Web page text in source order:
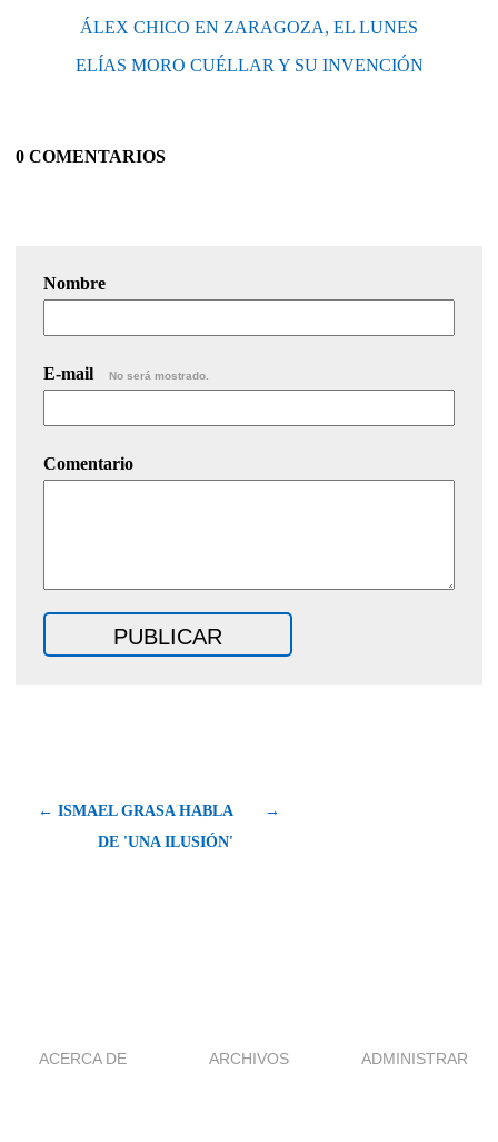
ÁLEX CHICO EN ZARAGOZA, EL LUNES
ELÍAS MORO CUÉLLAR Y SU INVENCIÓN
0 COMENTARIOS
Nombre
E-mail No será mostrado.
Comentario
← ISMAEL GRASA HABLA
DE 'UNA ILUSIÓN'
→
ACERCA DE ARCHIVOS ADMINISTRAR